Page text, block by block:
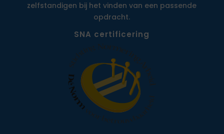
zelfstandigen bij het vinden van een passende
opdracht.
SNA certificering